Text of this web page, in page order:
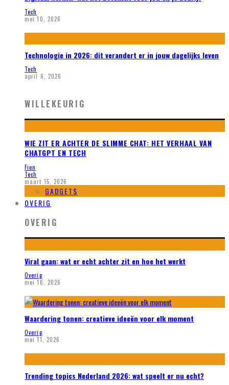
Tech
mei 10, 2026
Technologie in 2026: dit verandert er in jouw dagelijks leven
Tech
april 6, 2026
WILLEKEURIG
WIE ZIT ER ACHTER DE SLIMME CHAT: HET VERHAAL VAN
CHATGPT EN TECH
Fien
Tech
maart 15, 2026
GADGETS
OVERIG
OVERIG
Viral gaan: wat er echt achter zit en hoe het werkt
Overig
mei 16, 2026
Waardering tonen: creatieve ideeën voor elk moment
Overig
mei 11, 2026
Trending topics Nederland 2026: wat speelt er nu echt?